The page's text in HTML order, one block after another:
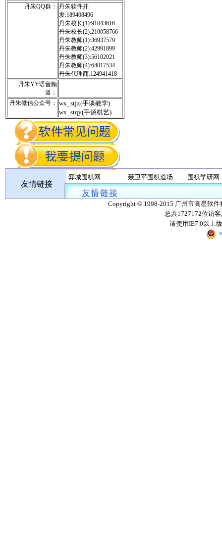
丹朱QQ群：
丹朱软件开
发:189408496
丹朱校长(1):91043616
丹朱校长(2):210058766
丹朱教师(1):36937579
丹朱教师(2):42991899
丹朱教师(3):56102021
丹朱教师(4):64017534
丹朱代理商:124941418
丹朱YY语音频
道：
丹朱微信公众号：
wx_stjx(手谈教学)
wx_stqy(手谈棋艺)
友情链接
弈城围棋网 聂卫平围棋道场
围棋学研网
丹朱棋战队
无忧围棋
Copyright © 1998-2015 广州市高星软
总共1727172位访
请使用IE7.0以上